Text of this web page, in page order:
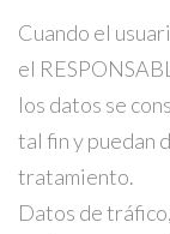
Cuando el
el
los datos se
tal fin y puedan
tratamiento.
Datos de